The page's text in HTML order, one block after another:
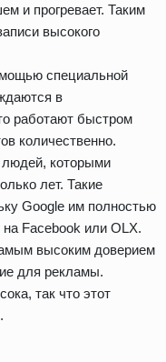
и прогревает. Таким
высокого
специальной
в
работают быстром
количественно.
которыми
лет. Такие
Google им полностью
Facebook или OLX.
высоким доверием
для рекламы.
так что этот